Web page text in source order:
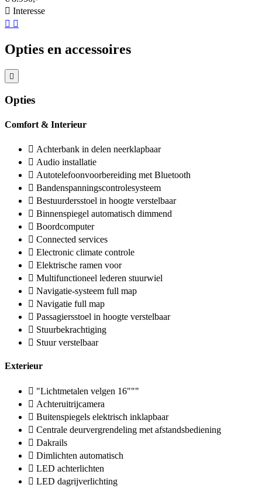
Interesse
Opties en accessoires
Opties
Comfort & Interieur
Achterbank in delen neerklapbaar
Audio installatie
Autotelefoonvoorbereiding met Bluetooth
Bandenspanningscontrolesysteem
Bestuurdersstoel in hoogte verstelbaar
Binnenspiegel automatisch dimmend
Boordcomputer
Connected services
Electronic climate controle
Elektrische ramen voor
Multifunctioneel lederen stuurwiel
Navigatie-systeem full map
Navigatie full map
Passagiersstoel in hoogte verstelbaar
Stuurbekrachtiging
Stuur verstelbaar
Exterieur
"Lichtmetalen velgen 16"""
Achteruitrijcamera
Buitenspiegels elektrisch inklapbaar
Centrale deurvergrendeling met afstandsbediening
Dakrails
Dimlichten automatisch
LED achterlichten
LED dagrijverlichting